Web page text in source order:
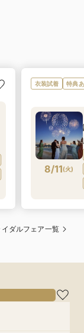
衣装試着 特典
8/11(火)
イダルフェア一覧